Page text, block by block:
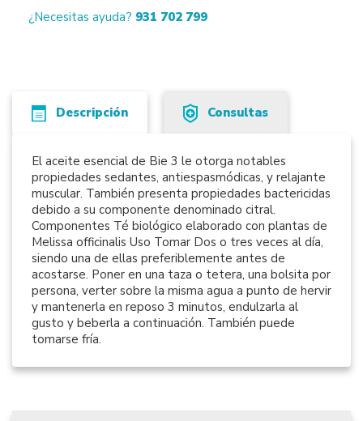
¿Necesitas ayuda? 931 702 799
Descripción Consultas
El aceite esencial de Bie 3 le otorga notables
propiedades sedantes, antiespasmódicas, y relajante
muscular. También presenta propiedades bactericidas
debido a su componente denominado citral.
Componentes Té biológico elaborado con plantas de
Melissa officinalis Uso Tomar Dos o tres veces al día,
siendo una de ellas preferiblemente antes de
acostarse. Poner en una taza o tetera, una bolsita por
persona, verter sobre la misma agua a punto de hervir
y mantenerla en reposo 3 minutos, endulzarla al
gusto y beberla a continuación. También puede
tomarse fría.